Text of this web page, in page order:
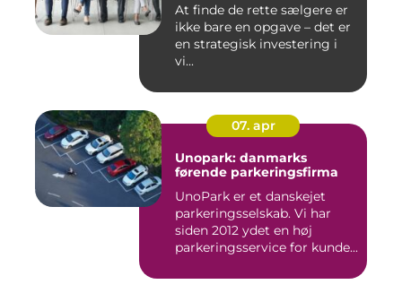
At finde de rette sælgere er
ikke bare en opgave – det er
en strategisk investering i
vi...
07. apr
Unopark: danmarks
førende parkeringsfirma
UnoPark er et danskejet
parkeringsselskab. Vi har
siden 2012 ydet en høj
parkeringsservice for kunde...